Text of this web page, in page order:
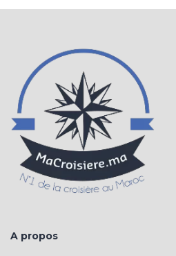
A propos